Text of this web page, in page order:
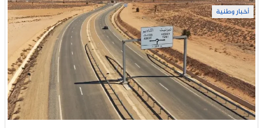
أخبار وطنية